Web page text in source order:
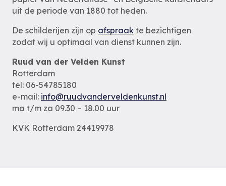
uit de periode van 1880 tot heden.
De schilderijen zijn op afspraak te bezichtigen
zodat wij u optimaal van dienst kunnen zijn.
Ruud van der Velden Kunst
Rotterdam
tel: 06-54785180
e-mail: info@ruudvanderveldenkunst.nl
ma t/m za 09.30 – 18.00 uur
KVK Rotterdam 24419978